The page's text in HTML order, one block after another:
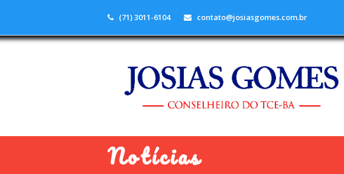
(71) 3011-6104 contato@josiasgomes.com.br
Notícias